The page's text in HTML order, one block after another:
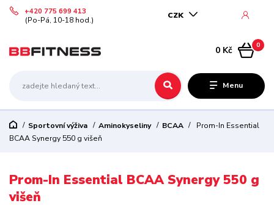
Menu
CZK
+420 775 699 413
(Po-Pá, 10-18 hod.)
0
0 Kč
Sportovní výživa Aminokyseliny BCAA
Prom-In Essential
BCAA Synergy 550 g višeň
Prom-In Essential BCAA Synergy 550 g
višeň